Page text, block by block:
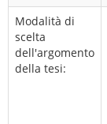
Modalità di
scelta
dell'argomento
della tesi: